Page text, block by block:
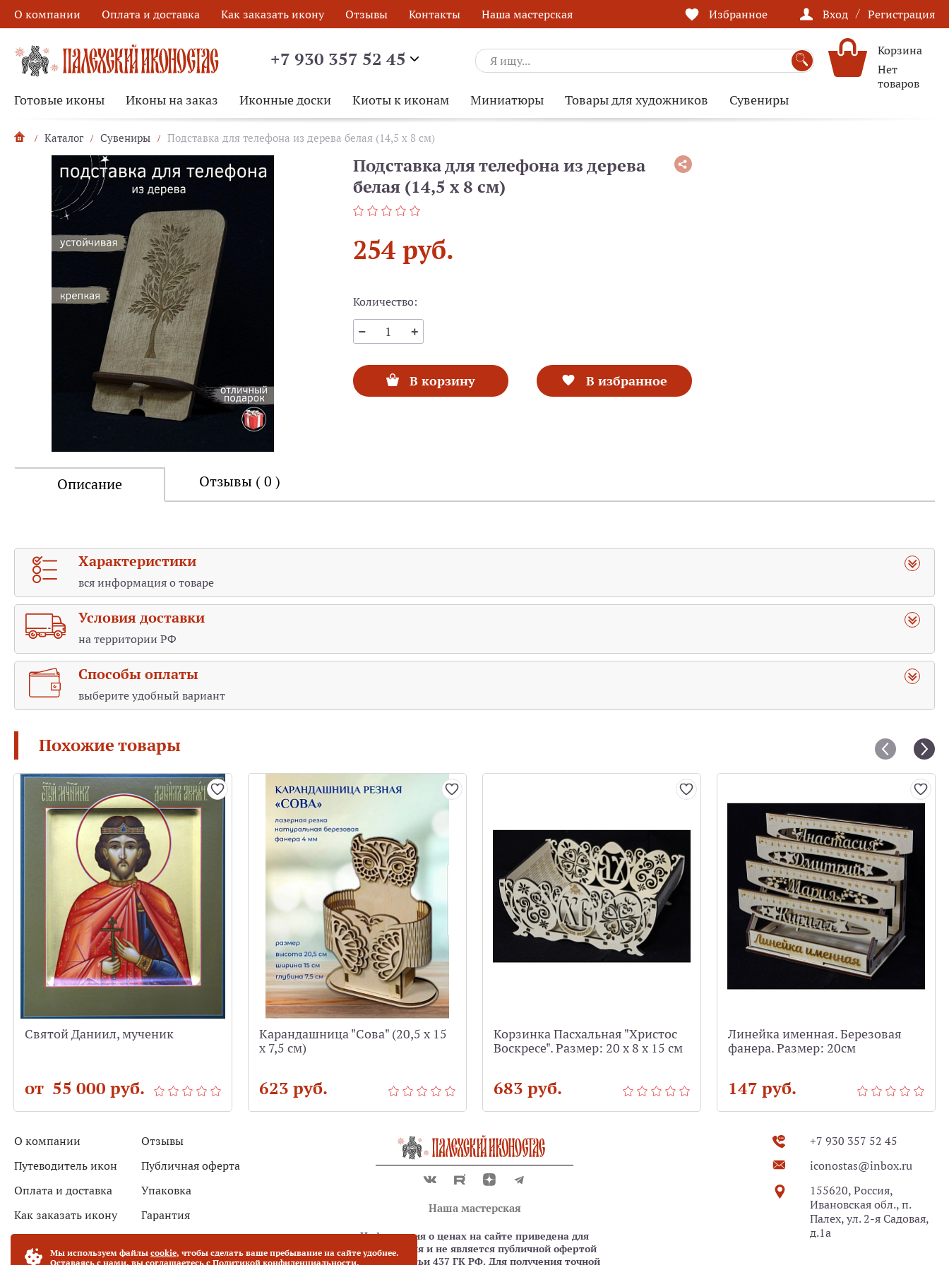
О компании Оплата и доставка Как заказать икону Отзывы Контакты Наша мастерская Избранное Вход / Регистрация
+7 930 357 52 45
Корзина
Нет
товаров
Готовые иконы Иконы на заказ Иконные доски Киоты к иконам Миниатюры Товары для художников Сувениры
Каталог Сувениры Подставка для телефона из дерева белая (14,5 х 8 см)
Подставка для телефона из дерева
белая (14,5 х 8 см)
254 руб.
Количество:
В корзину В избранное
Описание Отзывы ( 0 )
Характеристики
вся информация о товаре
Условия доставки
на территории РФ
Способы оплаты
выберите удобный вариант
Похожие товары
Святой Даниил, мученик
от 55 000 руб.
Карандашница "Сова" (20,5 х 15
х 7,5 см)
623 руб.
Корзинка Пасхальная "Христос
Воскресе". Размер: 20 х 8 х 15 см
683 руб.
Линейка именная. Березовая
фанера. Размер: 20см
147 руб.
О компании
Путеводитель икон
Оплата и доставка
Как заказать икону
Отзывы
Публичная оферта
Упаковка
Гарантия
Наша мастерская
Информация о ценах на сайте приведена для
ознакомления и не является публичной офертой
согласно статьи 437 ГК РФ. Для получения точной
+7 930 357 52 45
iconostas@inbox.ru
155620, Россия,
Ивановская обл., п.
Палех, ул. 2-я Садовая,
д.1а
Мы используем файлы cookie, чтобы сделать ваше пребывание на сайте удобнее.
Оставаясь с нами, вы соглашаетесь с Политикой конфиденциальности.